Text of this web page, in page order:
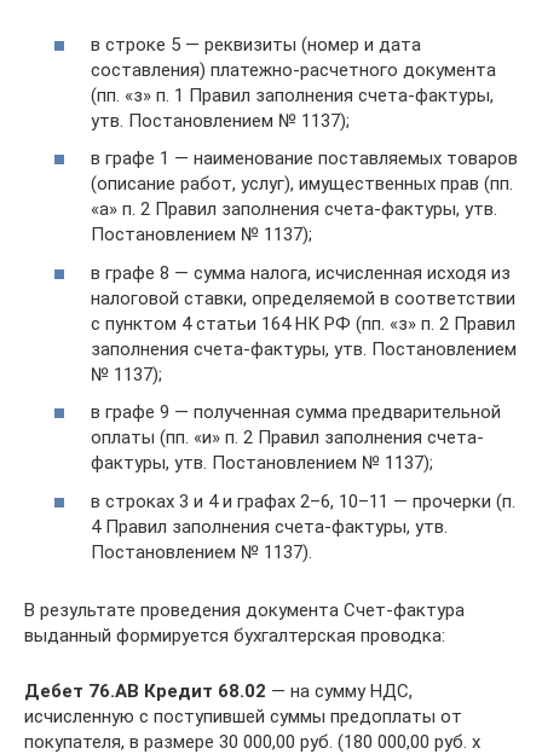
в строке 5 — реквизиты (номер и дата
составления) платежно-расчетного документа
(пп. «з» п. 1 Правил заполнения счета-фактуры,
утв. Постановлением № 1137);
в графе 1 — наименование поставляемых товаров
(описание работ, услуг), имущественных прав (пп.
«а» п. 2 Правил заполнения счета-фактуры, утв.
Постановлением № 1137);
в графе 8 — сумма налога, исчисленная исходя из
налоговой ставки, определяемой в соответствии
с пунктом 4 статьи 164 НК РФ (пп. «з» п. 2 Правил
заполнения счета-фактуры, утв. Постановлением
№ 1137);
в графе 9 — полученная сумма предварительной
оплаты (пп. «и» п. 2 Правил заполнения счета-
фактуры, утв. Постановлением № 1137);
в строках 3 и 4 и графах 2–6, 10–11 — прочерки (п.
4 Правил заполнения счета-фактуры, утв.
Постановлением № 1137).
В результате проведения документа Счет-фактура
выданный формируется бухгалтерская проводка:
Дебет 76.АВ Кредит 68.02 — на сумму НДС,
исчисленную с поступившей суммы предоплаты от
покупателя, в размере 30 000,00 руб. (180 000,00 руб. х